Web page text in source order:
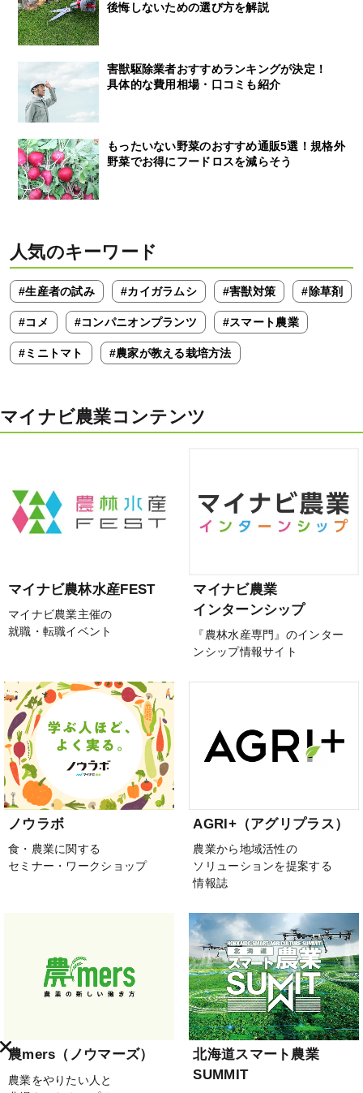
後悔しないための選び方を解説
害獣駆除業者おすすめランキングが決定！
具体的な費用相場・口コミも紹介
もったいない野菜のおすすめ通販5選！規格外
野菜でお得にフードロスを減らそう
人気のキーワード
#生産者の試み #カイガラムシ #害獣対策 #除草剤
#コメ #コンパニオンプランツ #スマート農業
#ミニトマト #農家が教える栽培方法
マイナビ農業コンテンツ
マイナビ農林水産FEST
マイナビ農業主催の
就職・転職イベント
マイナビ農業
インターンシップ
『農林水産専門』のインター
ンシップ情報サイト
ノウラボ
食・農業に関する
セミナー・ワークショップ
AGRI+（アグリプラス）
農業から地域活性の
ソリューションを提案する
情報誌
農mers（ノウマーズ）
農業をやりたい人と
北海道スマート農業
SUMMIT